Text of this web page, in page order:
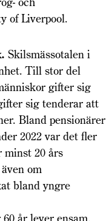
of Liverpool.
Skilsmässotalen i
Till stor del
gifter sig
sig tenderar att
Bland pensionärer
2022 var det fler
minst 20 års
om
bland yngre
år lever ensam.